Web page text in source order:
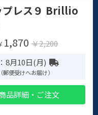
プレス９ Brillio
1,870 ￥2,200
8月10日(月)
郵便受けへお届け）
品詳細・ご注文